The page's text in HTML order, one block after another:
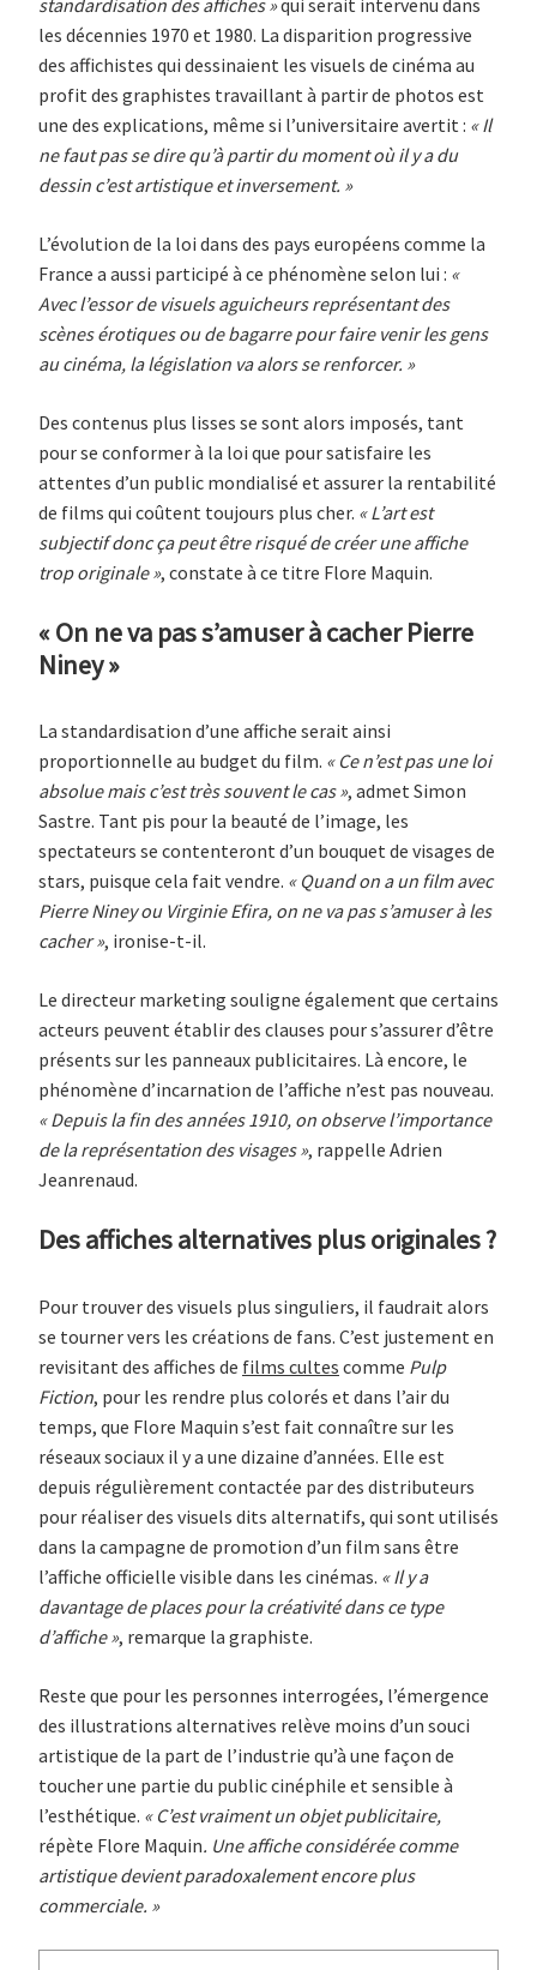
les décennies 1970 et 1980. La disparition progressive
des affichistes qui dessinaient les visuels de cinéma au
profit des graphistes travaillant à partir de photos est
une des explications, même si l’universitaire avertit : « Il
ne faut pas se dire qu’à partir du moment où il y a du
dessin c’est artistique et inversement. »
L’évolution de la loi dans des pays européens comme la
France a aussi participé à ce phénomène selon lui : «
Avec l’essor de visuels aguicheurs représentant des
scènes érotiques ou de bagarre pour faire venir les gens
au cinéma, la législation va alors se renforcer. »
Des contenus plus lisses se sont alors imposés, tant
pour se conformer à la loi que pour satisfaire les
attentes d’un public mondialisé et assurer la rentabilité
de films qui coûtent toujours plus cher. « L’art est
subjectif donc ça peut être risqué de créer une affiche
trop originale », constate à ce titre Flore Maquin.
« On ne va pas s’amuser à cacher Pierre
Niney »
La standardisation d’une affiche serait ainsi
proportionnelle au budget du film. « Ce n’est pas une loi
absolue mais c’est très souvent le cas », admet Simon
Sastre. Tant pis pour la beauté de l’image, les
spectateurs se contenteront d’un bouquet de visages de
stars, puisque cela fait vendre. « Quand on a un film avec
Pierre Niney ou Virginie Efira, on ne va pas s’amuser à les
cacher », ironise-t-il.
Le directeur marketing souligne également que certains
acteurs peuvent établir des clauses pour s’assurer d’être
présents sur les panneaux publicitaires. Là encore, le
phénomène d’incarnation de l’affiche n’est pas nouveau.
« Depuis la fin des années 1910, on observe l’importance
de la représentation des visages », rappelle Adrien
Jeanrenaud.
Des affiches alternatives plus originales ?
Pour trouver des visuels plus singuliers, il faudrait alors
se tourner vers les créations de fans. C’est justement en
revisitant des affiches de films cultes comme Pulp
Fiction, pour les rendre plus colorés et dans l’air du
temps, que Flore Maquin s’est fait connaître sur les
réseaux sociaux il y a une dizaine d’années. Elle est
depuis régulièrement contactée par des distributeurs
pour réaliser des visuels dits alternatifs, qui sont utilisés
dans la campagne de promotion d’un film sans être
l’affiche officielle visible dans les cinémas. « Il y a
davantage de places pour la créativité dans ce type
d’affiche », remarque la graphiste.
Reste que pour les personnes interrogées, l’émergence
des illustrations alternatives relève moins d’un souci
artistique de la part de l’industrie qu’à une façon de
toucher une partie du public cinéphile et sensible à
l’esthétique. « C’est vraiment un objet publicitaire,
répète Flore Maquin. Une affiche considérée comme
artistique devient paradoxalement encore plus
commerciale. »